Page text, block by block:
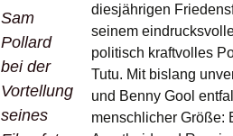
Sam
Pollard
bei der
Vortellung
seines
diesjährigen
seinem
politisch kraftvolles
Tutu. Mit bislang
und Benny Gool
menschlicher Größe: